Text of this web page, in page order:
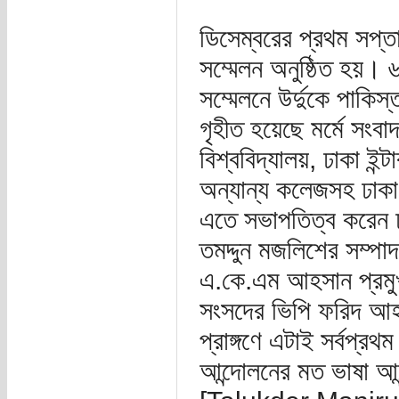
ডিসেম্বরের প্রথম
সম্মেলন অনুষ্ঠিত হয়।
সম্মেলনে উর্দুকে
গৃহীত হয়েছে মর্মে
বিশ্ববিদ্যালয়, ঢাকা
অন্যান্য কলেজসহ ঢাকা
এতে সভাপতিত্ব করেন
তমদ্দুন মজলিশের
এ.কে.এম আহসান প্রমুখ
সংসদের ভিপি ফরিদ
প্রাঙ্গণে এটাই
আন্দোলনের মত ভাষা